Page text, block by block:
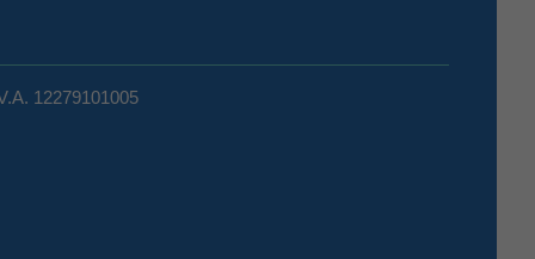
12279101005